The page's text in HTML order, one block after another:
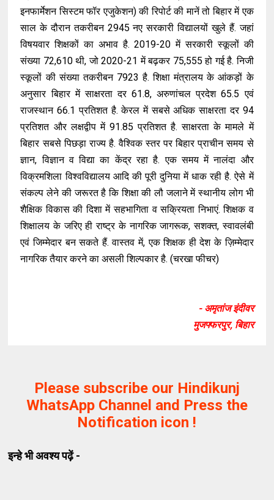
इनफार्मेशन सिस्टम फॉर एजुकेशन) की रिपोर्ट की मानें तो बिहार में एक
साल के दौरान तकरीबन 2945 नए सरकारी विद्यालयों खुले हैं. जहां
विषयवार शिक्षकों का अभाव है. 2019-20 में सरकारी स्कूलों की
संख्या 72,610 थी, जो 2020-21 में बढ़कर 75,555 हो गई है. निजी
स्कूलों की संख्या तकरीबन 7923 है. शिक्षा मंत्रालय के आंकड़ों के
अनुसार बिहार में साक्षरता दर 61.8, अरुणांचल प्रदेश 65.5 एवं
राजस्थान 66.1 प्रतिशत है. केरल में सबसे अधिक साक्षरता दर 94
प्रतिशत और लक्षद्वीप में 91.85 प्रतिशत है. साक्षरता के मामले में
बिहार सबसे पिछड़ा राज्य है. वैश्विक स्तर पर बिहार प्राचीन समय से
ज्ञान, विज्ञान व विद्या का केंद्र रहा है. एक समय में नालंदा और
विक्रमशिला विश्वविद्यालय आदि की पूरी दुनिया में धाक रही है. ऐसे में
संकल्प लेने की जरूरत है कि शिक्षा की लौ जलाने में स्थानीय लोग भी
शैक्षिक विकास की दिशा में सहभागिता व सक्रियता निभाएं. शिक्षक व
शिक्षालय के जरिए ही राष्ट्र के नागरिक जागरूक, सशक्त, स्वावलंबी
एवं जिम्मेदार बन सकते हैं. वास्तव में, एक शिक्षक ही देश के ज़िम्मेदार
नागरिक तैयार करने का असली शिल्पकार है. (चरखा फीचर)
- अमृतांज इंदीवर
मुजफ्फरपुर, बिहार
Please subscribe our Hindikunj
WhatsApp Channel and Press the
Notification icon !
इन्हे भी अवश्य पढ़ें -